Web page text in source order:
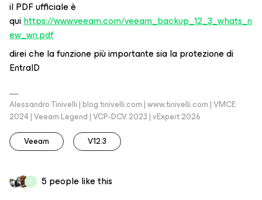
il PDF ufficiale è
quihttps://www.veeam.com/veeam_backup_12_3_whats_n
ew_wn.pdf
direi che la funzione più importante sia la protezione di
EntraID
Alessandro Tinivelli | blog.tinivelli.com | www.tinivelli.com | VMCE
2024 | Veeam Legend | VCP-DCV 2023 | vExpert 2026
Veeam
V12.3
F 5 people like this